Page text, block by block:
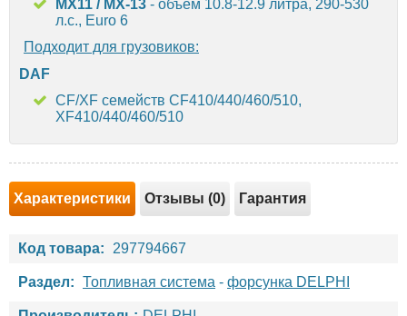
MX11 / MX-13 - объем 10.8-12.9 литра, 290-530
л.с., Euro 6
Подходит для грузовиков:
DAF
CF/XF семейств CF410/440/460/510,
XF410/440/460/510
Характеристики Отзывы (0) Гарантия
Код товара: 297794667
Раздел: Топливная система - форсунка DELPHI